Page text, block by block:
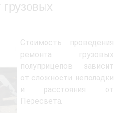
Стоимость проведения
ремонта грузовых
полуприцепов зависит
от сложности неполадки
и расстояния от
Пересвета.